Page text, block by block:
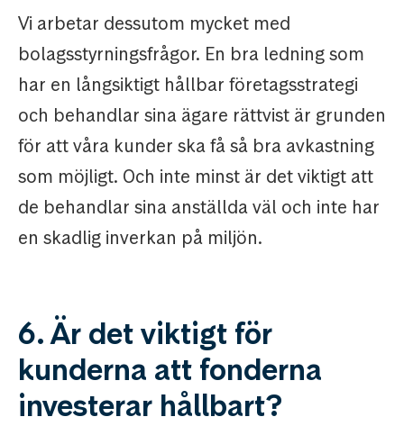
Vi arbetar dessutom mycket med
bolagsstyrningsfrågor. En bra ledning som
har en långsiktigt hållbar företagsstrategi
och behandlar sina ägare rättvist är grunden
för att våra kunder ska få så bra avkastning
som möjligt. Och inte minst är det viktigt att
de behandlar sina anställda väl och inte har
en skadlig inverkan på miljön.
6. Är det viktigt för
kunderna att fonderna
investerar hållbart?